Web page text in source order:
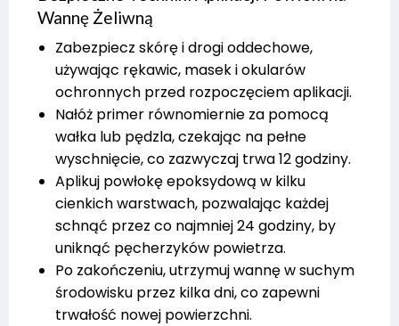
Wannę Żeliwną
Zabezpiecz skórę i drogi oddechowe,
używając rękawic, masek i okularów
ochronnych przed rozpoczęciem aplikacji.
Nałóż primer równomiernie za pomocą
wałka lub pędzla, czekając na pełne
wyschnięcie, co zazwyczaj trwa 12 godziny.
Aplikuj powłokę epoksydową w kilku
cienkich warstwach, pozwalając każdej
schnąć przez co najmniej 24 godziny, by
uniknąć pęcherzyków powietrza.
Po zakończeniu, utrzymuj wannę w suchym
środowisku przez kilka dni, co zapewni
trwałość nowej powierzchni.